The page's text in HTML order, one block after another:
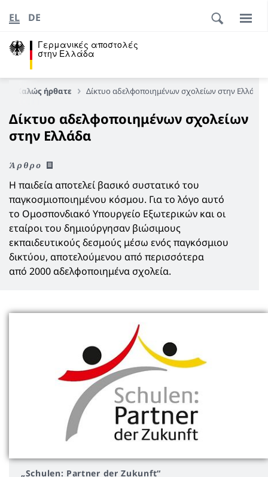
Γερμανικές αποστολές
στην Ελλάδα
EL DE
Καλώς ήρθατε Δίκτυο αδελφοποιημένων σχολείων στην Ελλάδα
Δίκτυο αδελφοποιημένων σχολείων
στην Ελλάδα
Άρθρο
Η παιδεία αποτελεί βασικό συστατικό του
παγκοσμιοποιημένου κόσμου. Για το λόγο αυτό
το Ομοσπονδιακό Υπουργείο Εξωτερικών και οι
εταίροι του δημιούργησαν βιώσιμους
εκπαιδευτικούς δεσμούς μέσω ενός παγκόσμιου
δικτύου, αποτελούμενου από περισσότερα
από 2000 αδελφοποιημένα σχολεία.
„Schulen: Partner der Zukunft“